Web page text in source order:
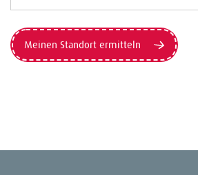
Meinen Standort ermitteln